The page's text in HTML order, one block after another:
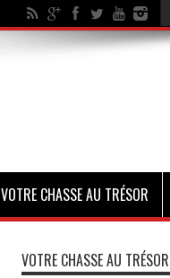
VOTRE CHASSE AU TRÉSOR
VOTRE CHASSE AU TRÉSOR